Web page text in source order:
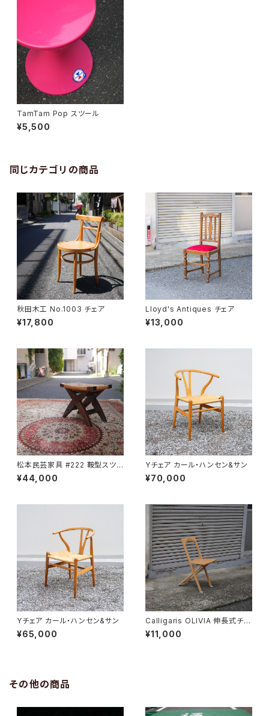
TamTam Pop スツール
¥5,500
同じカテゴリの商品
秋田木工 No.1003 チェア
¥17,800
Lloyd's Antiques チェア
¥13,000
松本民芸家具 #222 鞍型スツ
ール
¥44,000
Yチェア カール・ハンセン&サン
¥70,000
Yチェア カール・ハンセン&サン
¥65,000
Calligaris OLIVIA 伸長式チェ
ア
¥11,000
その他の商品